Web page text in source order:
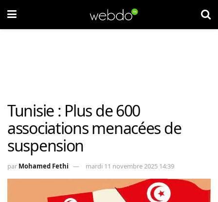
Tunisie : Plus de 600
associations menacées de
suspension
par Mohamed Fethi mardi 11 novembre 2025 14:39